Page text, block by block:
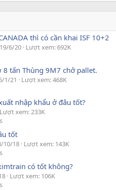
thì có cần khai ISF 10+2
19/6/20 Lượt xem: 692K
8 tấn Thùng 9M7 chở pallet.
1/21
Lượt xem: 468K
nhập khẩu ở đâu tốt?
Lượt xem: 233K
tốt
10/18 Lượt xem: 143K
có tốt không?
Lượt xem: 106K